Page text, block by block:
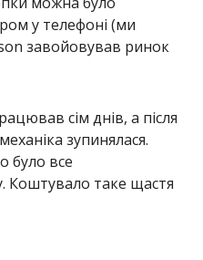
у телефоні (ми
завойовував ринок
сім днів, а після
зупинялася.
було все
Коштувало таке щастя